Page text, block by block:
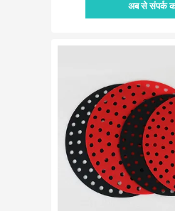
अब से संपर्क